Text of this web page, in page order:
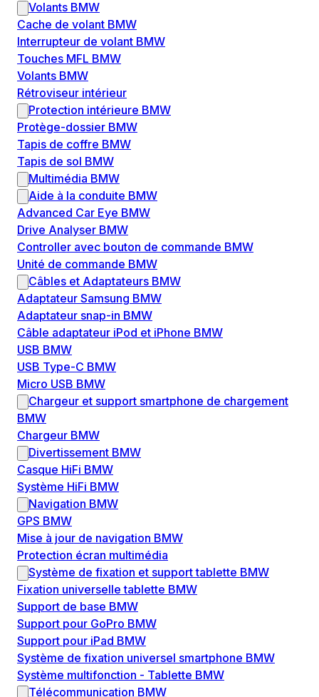
Volants BMW
Cache de volant BMW
Interrupteur de volant BMW
Touches MFL BMW
Volants BMW
Rétroviseur intérieur
Protection intérieure BMW
Protège-dossier BMW
Tapis de coffre BMW
Tapis de sol BMW
Multimédia BMW
Aide à la conduite BMW
Advanced Car Eye BMW
Drive Analyser BMW
Controller avec bouton de commande BMW
Unité de commande BMW
Câbles et Adaptateurs BMW
Adaptateur Samsung BMW
Adaptateur snap-in BMW
Câble adaptateur iPod et iPhone BMW
USB BMW
USB Type-C BMW
Micro USB BMW
Chargeur et support smartphone de chargement
BMW
Chargeur BMW
Divertissement BMW
Casque HiFi BMW
Système HiFi BMW
Navigation BMW
GPS BMW
Mise à jour de navigation BMW
Protection écran multimédia
Système de fixation et support tablette BMW
Fixation universelle tablette BMW
Support de base BMW
Support pour GoPro BMW
Support pour iPad BMW
Système de fixation universel smartphone BMW
Système multifonction - Tablette BMW
Télécommunication BMW